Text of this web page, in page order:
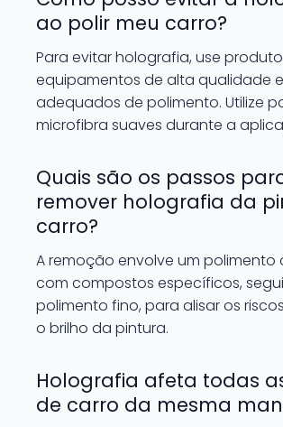
ao polir meu carro?
Para evitar holografia, use
equipamentos de alta qualidade
adequados de polimento. Utilize
microfibra suaves durante a
Quais são os passos
remover holografia da
carro?
A remoção envolve um polimento
com compostos específicos,
polimento fino, para alisar os
o brilho da pintura.
Holografia afeta todas
de carro da mesma